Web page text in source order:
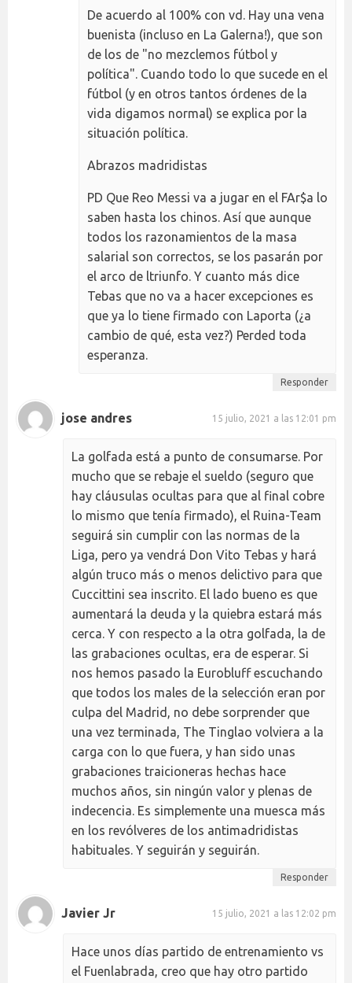
De acuerdo al 100% con vd. Hay una vena
buenista (incluso en La Galerna!), que son
de los de "no mezclemos fútbol y
política". Cuando todo lo que sucede en el
fútbol (y en otros tantos órdenes de la
vida digamos normal) se explica por la
situación política.
Abrazos madridistas
PD Que Reo Messi va a jugar en el FAr$a lo
saben hasta los chinos. Así que aunque
todos los razonamientos de la masa
salarial son correctos, se los pasarán por
el arco de ltriunfo. Y cuanto más dice
Tebas que no va a hacer excepciones es
que ya lo tiene firmado con Laporta (¿a
cambio de qué, esta vez?) Perded toda
esperanza.
Responder
jose andres 15 julio, 2021 a las 12:01 pm
La golfada está a punto de consumarse. Por
mucho que se rebaje el sueldo (seguro que
hay cláusulas ocultas para que al final cobre
lo mismo que tenía firmado), el Ruina-Team
seguirá sin cumplir con las normas de la
Liga, pero ya vendrá Don Vito Tebas y hará
algún truco más o menos delictivo para que
Cuccittini sea inscrito. El lado bueno es que
aumentará la deuda y la quiebra estará más
cerca. Y con respecto a la otra golfada, la de
las grabaciones ocultas, era de esperar. Si
nos hemos pasado la Eurobluff escuchando
que todos los males de la selección eran por
culpa del Madrid, no debe sorprender que
una vez terminada, The Tinglao volviera a la
carga con lo que fuera, y han sido unas
grabaciones traicioneras hechas hace
muchos años, sin ningún valor y plenas de
indecencia. Es simplemente una muesca más
en los revólveres de los antimadridistas
habituales. Y seguirán y seguirán.
Responder
Javier Jr 15 julio, 2021 a las 12:02 pm
Hace unos días partido de entrenamiento vs
el Fuenlabrada, creo que hay otro partido